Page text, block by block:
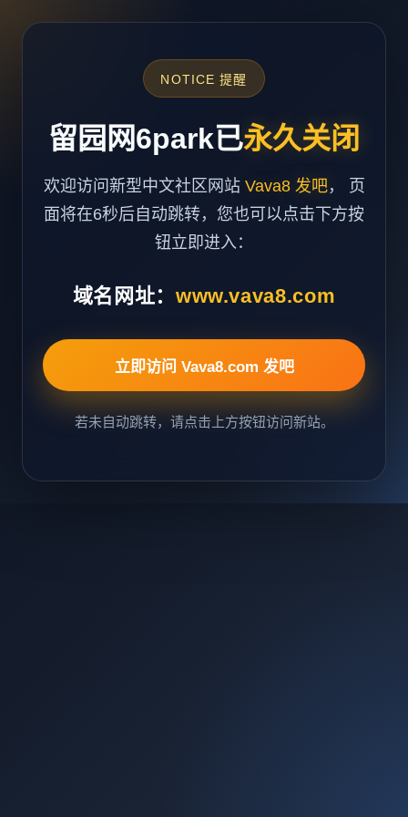
NOTICE 提醒
留园网6park已永久关闭
欢迎访问新型中文社区网站 Vava8 发吧， 页
面将在6秒后自动跳转，您也可以点击下方按
钮立即进入：
域名网址： www.vava8.com
立即访问 Vava8.com 发吧
若未自动跳转，请点击上方按钮访问新站。